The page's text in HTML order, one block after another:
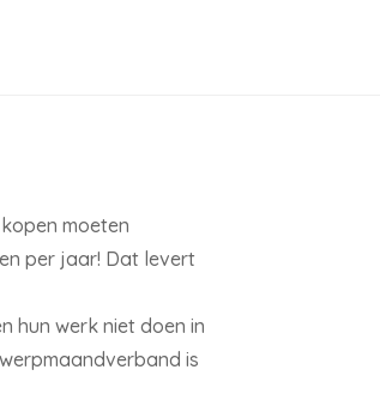
moeten
per jaar! Dat levert
hun werk niet doen in
is